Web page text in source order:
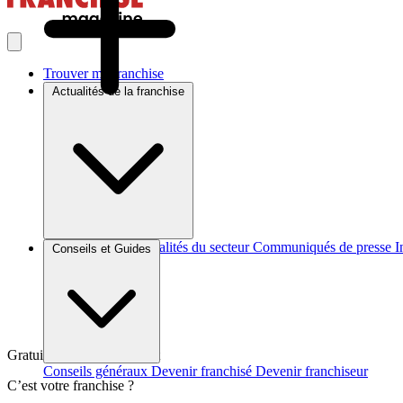
Trouver ma franchise
Actualités de la franchise
Brèves et actus Actualités du secteur Communiqués de presse
Conseils et Guides
Conseils généraux Devenir franchisé Devenir franchiseur
Gratuit et sans engagement
C’est votre franchise ?